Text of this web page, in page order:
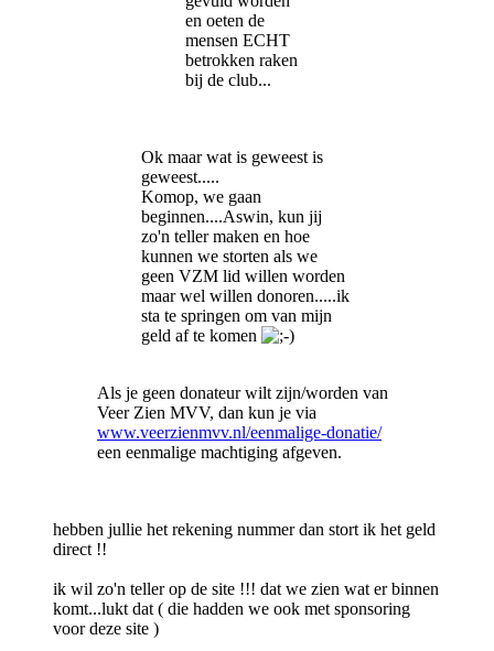
en oeten de
mensen ECHT
betrokken raken
bij de club...
Ok maar wat is geweest is
geweest.....
Komop, we gaan
beginnen....Aswin, kun jij
zo'n teller maken en hoe
kunnen we storten als we
geen VZM lid willen worden
maar wel willen donoren.....ik
sta te springen om van mijn
geld af te komen
Als je geen donateur wilt zijn/worden van
Veer Zien MVV, dan kun je via
www.veerzienmvv.nl/eenmalige-donatie/
een eenmalige machtiging afgeven.
hebben jullie het rekening nummer dan stort ik het geld
direct !!
ik wil zo'n teller op de site !!! dat we zien wat er binnen
komt...lukt dat ( die hadden we ook met sponsoring
voor deze site )